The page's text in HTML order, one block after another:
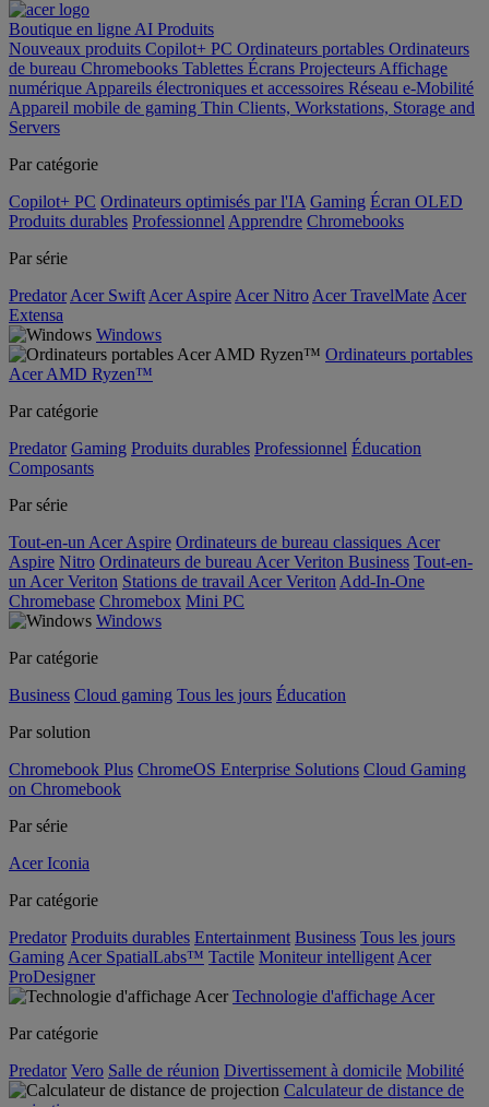
Boutique en ligne AI Produits
Nouveaux produits Copilot+ PC Ordinateurs portables Ordinateurs
de bureau Chromebooks Tablettes Écrans Projecteurs Affichage
numérique Appareils électroniques et accessoires Réseau e-Mobilité
Appareil mobile de gaming Thin Clients, Workstations, Storage and
Servers
Par catégorie
Copilot+ PC Ordinateurs optimisés par l'IA Gaming Écran OLED
Produits durables Professionnel Apprendre Chromebooks
Par série
Predator Acer Swift Acer Aspire Acer Nitro Acer TravelMate Acer
Extensa
Windows
Ordinateurs portables
Acer AMD Ryzen™
Par catégorie
Predator Gaming Produits durables Professionnel Éducation
Composants
Par série
Tout-en-un Acer Aspire Ordinateurs de bureau classiques Acer
Aspire Nitro Ordinateurs de bureau Acer Veriton Business Tout-en-
un Acer Veriton Stations de travail Acer Veriton Add-In-One
Chromebase Chromebox Mini PC
Windows
Par catégorie
Business Cloud gaming Tous les jours Éducation
Par solution
Chromebook Plus ChromeOS Enterprise Solutions Cloud Gaming
on Chromebook
Par série
Acer Iconia
Par catégorie
Predator Produits durables Entertainment Business Tous les jours
Gaming Acer SpatialLabs™ Tactile Moniteur intelligent Acer
ProDesigner
Technologie d'affichage Acer
Par catégorie
Predator Vero Salle de réunion Divertissement à domicile Mobilité
Calculateur de distance de